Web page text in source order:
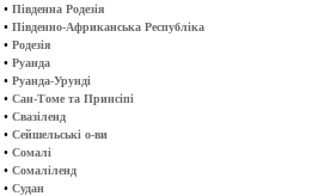
• Південна Родезія
• Південно-Африканська Республіка
• Родезія
• Руанда
• Руанда-Урунді
• Сан-Томе та Принсіпі
• Свазіленд
• Сейшельські о-ви
• Сомалі
• Сомаліленд
• Судан